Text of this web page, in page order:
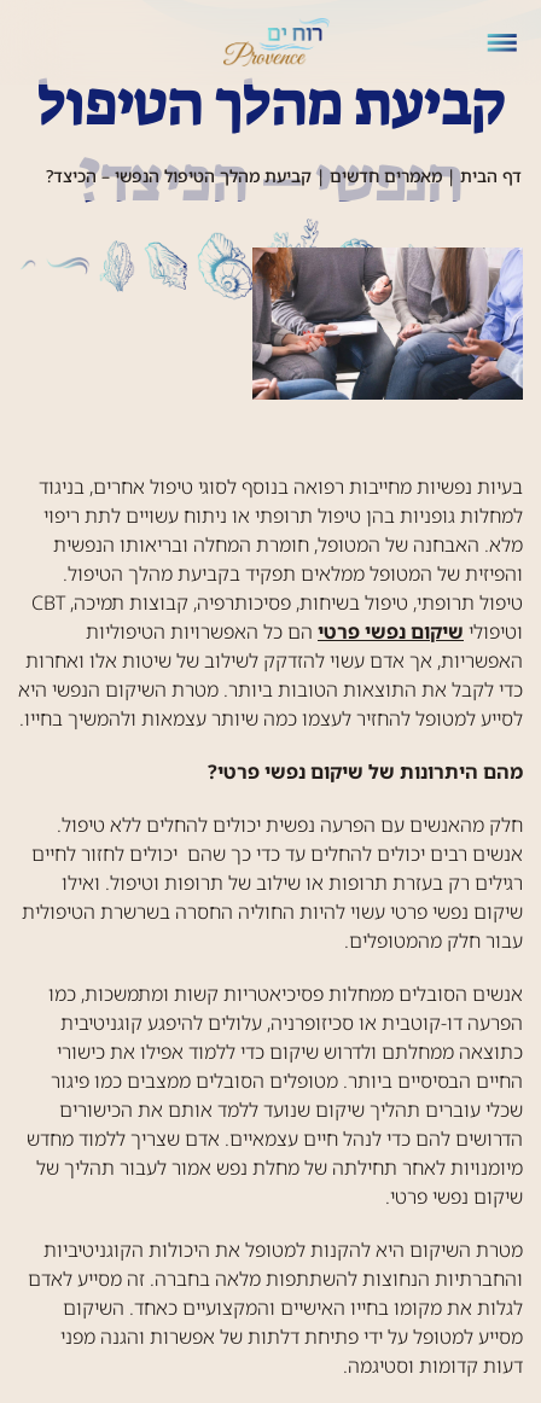
חזרה
טיפולים הוליסטיים
הידרותרפיה
ספורט
רפלקסולוגיה
תנועה
עיסויים
יוגה
דף הבית|מאמרים חדשים|קביעת מהלך הטיפול הנפשי – הכיצד?
קביעת מהלך הטיפול
הנפשי – הכיצד?
בעיות נפשיות מחייבות רפואה בנוסף לסוגי טיפול אחרים, בניגוד
למחלות גופניות בהן טיפול תרופתי או ניתוח עשויים לתת ריפוי
מלא. האבחנה של המטופל, חומרת המחלה ובריאותו הנפשית
והפיזית של המטופל ממלאים תפקיד בקביעת מהלך הטיפול.
טיפול תרופתי, טיפול בשיחות, פסיכותרפיה, קבוצות תמיכה, CBT
וטיפולי שיקום נפשי פרטי הם כל האפשרויות הטיפוליות
האפשריות, אך אדם עשוי להזדקק לשילוב של שיטות אלו ואחרות
כדי לקבל את התוצאות הטובות ביותר. מטרת השיקום הנפשי היא
לסייע למטופל להחזיר לעצמו כמה שיותר עצמאות ולהמשיך בחייו.
מהם היתרונות של שיקום נפשי פרטי?
חלק מהאנשים עם הפרעה נפשית יכולים להחלים ללא טיפול.
אנשים רבים יכולים להחלים עד כדי כך שהם יכולים לחזור לחיים
רגילים רק בעזרת תרופות או שילוב של תרופות וטיפול. ואילו
שיקום נפשי פרטי עשוי להיות החוליה החסרה בשרשרת הטיפולית
עבור חלק מהמטופלים.
אנשים הסובלים ממחלות פסיכיאטריות קשות ומתמשכות, כמו
הפרעה דו-קוטבית או סכיזופרניה, עלולים להיפגע קוגניטיבית
כתוצאה ממחלתם ולדרוש שיקום כדי ללמוד אפילו את כישורי
החיים הבסיסיים ביותר. מטופלים הסובלים ממצבים כמו פיגור
שכלי עוברים תהליך שיקום שנועד ללמד אותם את הכישורים
הדרושים להם כדי לנהל חיים עצמאיים. אדם שצריך ללמוד מחדש
מיומנויות לאחר תחילתה של מחלת נפש אמור לעבור תהליך של
שיקום נפשי פרטי.
מטרת השיקום היא להקנות למטופל את היכולות הקוגניטיביות
והחברתיות הנחוצות להשתתפות מלאה בחברה. זה מסייע לאדם
לגלות את מקומו בחייו האישיים והמקצועיים כאחד. השיקום
מסייע למטופל על ידי פתיחת דלתות של אפשרות והגנה מפני
דעות קדומות וסטיגמה.